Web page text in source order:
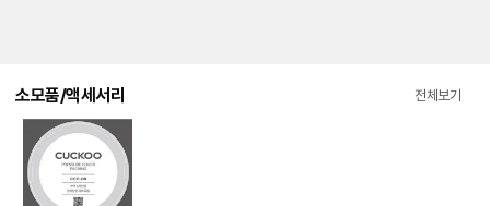
소모품/액세서리 전체보기